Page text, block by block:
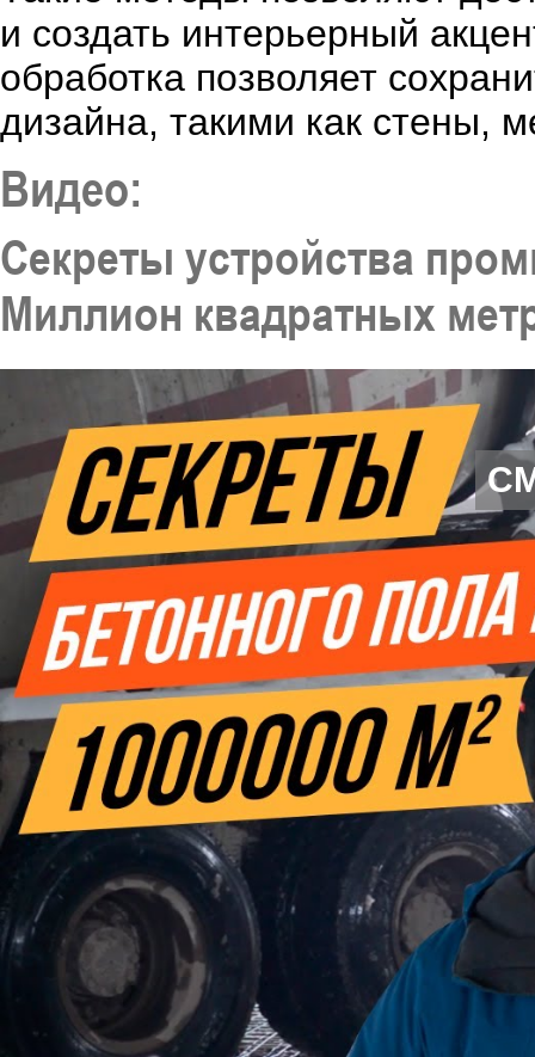
и создать интерьерный
обработка позволяет
дизайна, такими как стены,
Видео:
Секреты устройства
Миллион квадратных